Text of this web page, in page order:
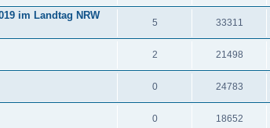
im Landtag NRW
5 33311
2 21498
0 24783
0 18652